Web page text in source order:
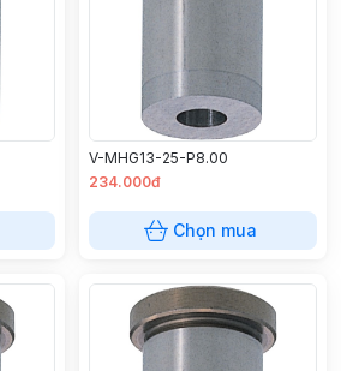
V-MHG13-25-P8.00
234.000đ
Chọn mua